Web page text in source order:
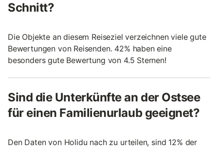
Schnitt?
Die Objekte an diesem Reiseziel verzeichnen viele gute
Bewertungen von Reisenden. 42% haben eine
besonders gute Bewertung von 4.5 Sternen!
Sind die Unterkünfte an der Ostsee
für einen Familienurlaub geeignet?
Den Daten von Holidu nach zu urteilen, sind 12% der